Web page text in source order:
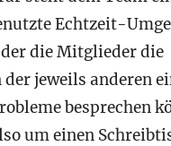
Echtzeit-
die Mitglieder die
jeweils anderen
besprechen
um einen